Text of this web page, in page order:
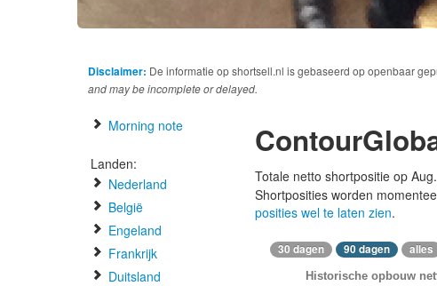
Disclaimer: De informatie op shortsell.nl is gebaseerd op openbaar
and may be incomplete or delayed.
Morning note
Landen:
Nederland
België
Engeland
Frankrijk
Duitsland
Totale netto shortpositie op
Shortposities worden
posities wel te laten zien.
30 dagen 90 dagen alles
Historische opbouw